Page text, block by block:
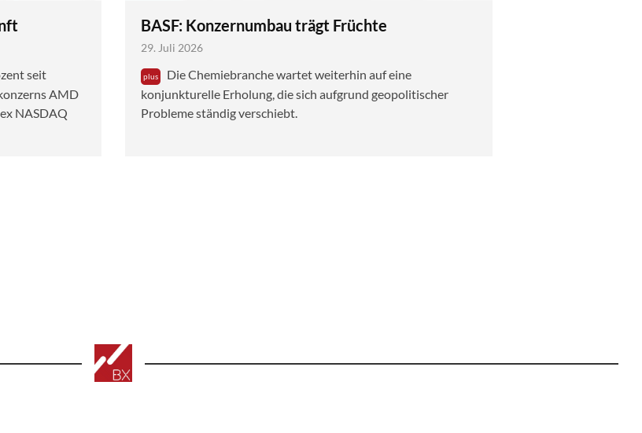
seit
AMD
NASDAQ
BASF: Konzernumbau trägt Früchte
29. Juli 2026
Die Chemiebranche wartet weiterhin auf eine
konjunkturelle Erholung, die sich aufgrund geopolitischer
Probleme ständig verschiebt.